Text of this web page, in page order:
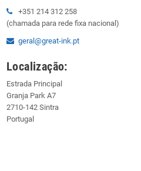
+351 214 312 258
(chamada para rede fixa nacional)
geral@great-ink.pt
Localização:
Estrada Principal
Granja Park A7
2710-142 Sintra
Portugal